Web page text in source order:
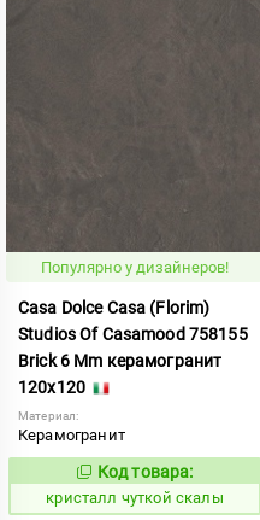
Популярно у дизайнеров!
Casa Dolce Casa (Florim)
Studios Of Casamood 758155
Brick 6 Mm керамогранит
120x120
Материал:
Керамогранит
827216
Код товара:
кристалл чуткой скалы